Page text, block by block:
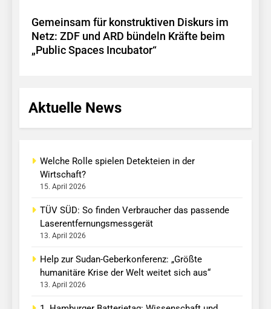
Gemeinsam für konstruktiven Diskurs im
Netz: ZDF und ARD bündeln Kräfte beim
„Public Spaces Incubator“
Aktuelle News
Welche Rolle spielen Detekteien in der
Wirtschaft?
15. April 2026
TÜV SÜD: So finden Verbraucher das passende
Laserentfernungsmessgerät
13. April 2026
Help zur Sudan-Geberkonferenz: „Größte
humanitäre Krise der Welt weitet sich aus“
13. April 2026